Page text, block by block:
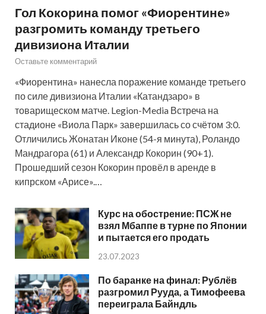
Гол Кокорина помог «Фиорентине»
разгромить команду третьего
дивизиона Италии
Оставьте комментарий
«Фиорентина» нанесла поражение команде третьего
по силе дивизиона Италии «Катандзаро» в
товарищеском матче. Legion-Media Встреча на
стадионе «Виола Парк» завершилась со счётом 3:0.
Отличились Жонатан Иконе (54-я минута), Роландо
Мандрагора (61) и Александр Кокорин (90+1).
Прошедший сезон Кокорин провёл в аренде в
кипрском «Арисе».…
Курс на обострение: ПСЖ не
взял Мбаппе в турне по Японии
и пытается его продать
23.07.2023
По баранке на финал: Рублёв
разгромил Рууда, а Тимофеева
переиграла Байндль